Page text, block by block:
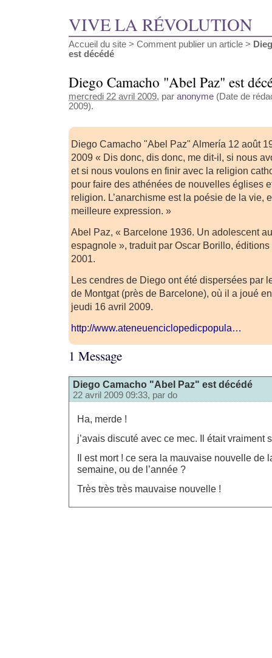
VIVE LA RÉVOLUTION
Accueil du site > Comment publier un article >
est décédé
Diego Camacho "Abel Paz" est
mercredi 22 avril 2009, par anonyme (Date de
2009).
Diego Camacho "Abel Paz" Almería 12 août
2009 « Dis donc, dis donc, me dit-il, si nous
et si nous voulons en finir avec la religion
pour faire des athénées de nouvelles églises
religion. L’anarchisme est la poésie de la vie,
meilleure expression. »
Abel Paz, « Barcelone 1936. Un adolescent
espagnole », traduit par Oscar Borillo,
2001.
Les cendres de Diego ont été dispersées par
de Montgat (près de Barcelone), où il a joué
jeudi 16 avril 2009.
http://www.ateneuenciclopedicpopula…
1 Message
Diego Camacho "Abel Paz" est décédé
22 avril 2009 09:33, par do
Ha, merde !
j’avais discuté avec ce mec. Il était vraiment
Il est mort ! ce sera la mauvaise nouvelle de
semaine, ou de l’année ?
Très très très mauvaise nouvelle !